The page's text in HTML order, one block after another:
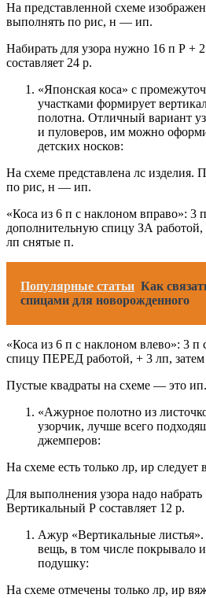
На представленной схеме
выполнять по рис, н — ип.
Набирать для узора нужно 16 п Р +
составляет 24 р.
«Японская коса» с
участками формирует
полотна. Отличный вариант
и пуловеров, им можно
детских носков:
На схеме представлена лс
по рис, н — ип.
«Коса из 6 п с наклоном вправо»: 3
дополнительную спицу ЗА работой,
лп снятые п.
Популярные статьи Как
спицами для новорожденного
«Коса из 6 п с наклоном влево»: 3 п
спицу ПЕРЕД работой, + 3 лп, затем
Пустые квадраты на схеме — это ип.
«Ажурное полотно из
узорчик, лучше всего
джемперов:
На схеме есть только лр, ир
Для выполнения узора надо
Вертикальный Р составляет 12 р.
Ажур «Вертикальные
вещь, в том числе покрывало
подушку:
На схеме отмечены только лр, ир